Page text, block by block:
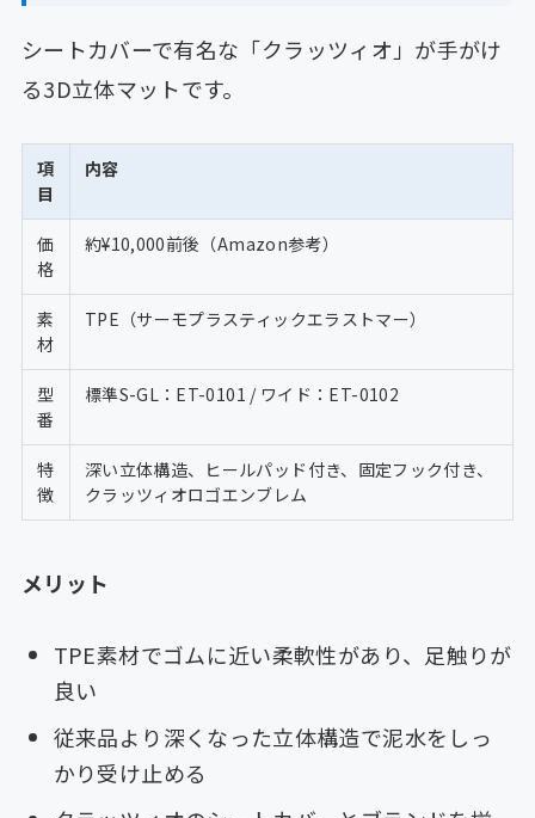
シートカバーで有名な「クラッツィオ」が手がけ
る3D立体マットです。
項
目
内容
価
格
約¥10,000前後（Amazon参考）
素
材
TPE（サーモプラスティックエラストマー）
型
番
標準S-GL：ET-0101 / ワイド：ET-0102
特
徴
深い立体構造、ヒールパッド付き、固定フック付き、
クラッツィオロゴエンブレム
メリット
TPE素材でゴムに近い柔軟性があり、足触りが
良い
従来品より深くなった立体構造で泥水をしっ
かり受け止める